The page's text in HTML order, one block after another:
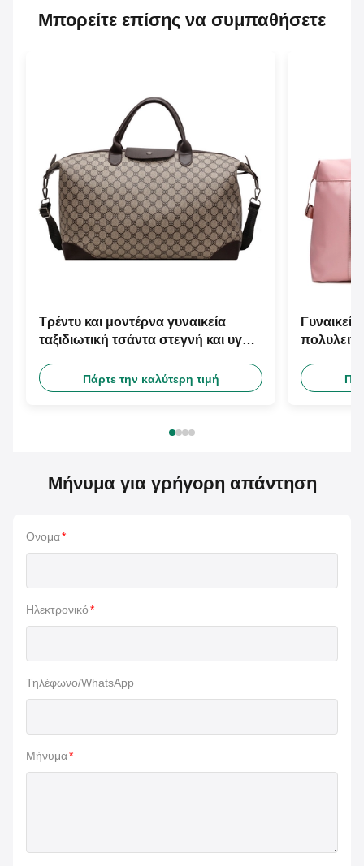
Μπορείτε επίσης να συμπαθήσετε
Τρέντυ και μοντέρνα γυναικεία
ταξιδιωτική τσάντα στεγνή και υγρή
Πάρτε την καλύτερη τιμή
Μήνυμα για γρήγορη απάντηση
Ονομα*
Ηλεκτρονικό*
Τηλέφωνο/WhatsApp
Μήνυμα*